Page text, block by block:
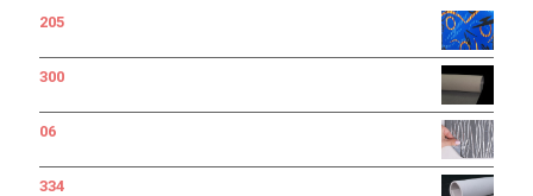
205
300
06
334